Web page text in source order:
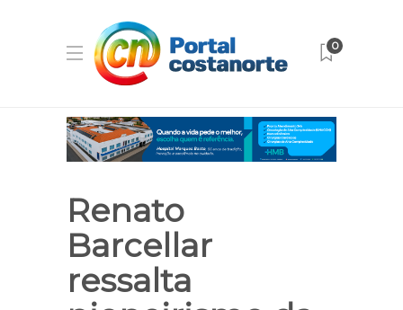
0
Renato
Barcellar
ressalta